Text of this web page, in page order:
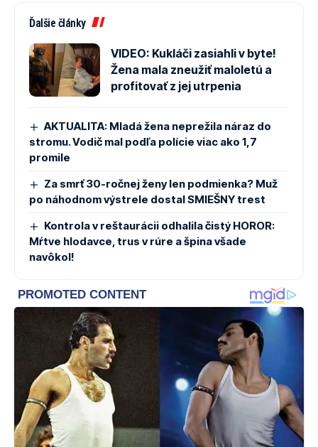
Ďalšie články
VIDEO: Kukláči zasiahli v byte!
Žena mala zneužiť maloletú a
profitovať z jej utrpenia
AKTUALITA: Mladá žena neprežila náraz do
stromu. Vodič mal podľa polície viac ako 1,7
promile
Za smrť 30-ročnej ženy len podmienka? Muž
po náhodnom výstrele dostal SMIEŠNY trest
Kontrola v reštaurácii odhalila čistý HOROR:
Mŕtve hlodavce, trus v rúre a špina všade
navôkol!